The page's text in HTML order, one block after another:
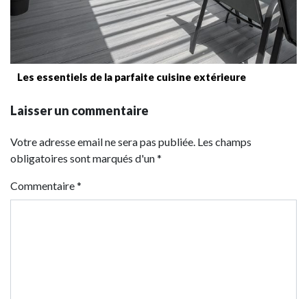
Les essentiels de la parfaite cuisine extérieure
Laisser un commentaire
Votre adresse email ne sera pas publiée. Les champs
obligatoires sont marqués d'un *
Commentaire*